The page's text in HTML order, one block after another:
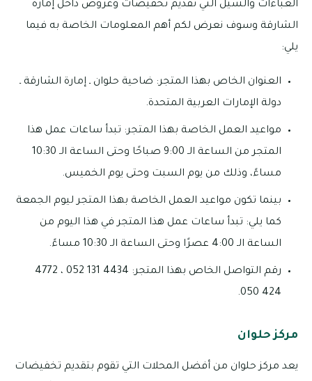
العباءات والشيل التي تقديم تخفيضات وعروض داخل إمارة
الشارقة وسوف نعرض لكم أهم المعلومات الخاصة به فيما
يلي:
العنوان الخاص بهذا المتجر: ضاحية حلوان ـ إمارة الشارقة ـ
دولة الإمارات العربية المتحدة.
مواعيد العمل الخاصة بهذا المتجر: تبدأ ساعات عمل هذا
المتجر من الساعة الـ 9:00 صباحًا وحتى الساعة الـ 10:30
مساءً، وذلك من يوم السبت وحتى يوم الخميس.
بينما تكون مواعيد العمل الخاصة بهذا المتجر ليوم الجمعة
كما يلي: تبدأ ساعات عمل هذا المتجر في هذا اليوم من
الساعة الـ 4:00 عصرًا وحتى الساعة الـ 10:30 مساءً.
رقم التواصل الخاص بهذا المتجر: 4434 131 052 ، 4772
424 050.
مركز حلوان
يعد مركز حلوان من أفضل المحلات التي تقوم بتقديم تخفيضات